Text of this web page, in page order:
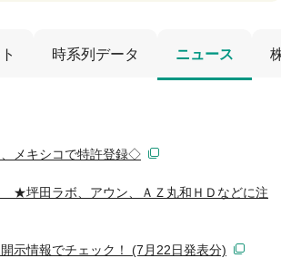
時系列データ ニュース
メキシコで特許登録◇
★坪田ラボ、アウン、ＡＺ丸和ＨＤなどに注
開示情報でチェック！ (7月22日発表分)